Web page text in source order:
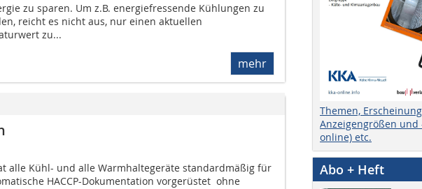
zu sparen. Um z.B. energiefressende Kühlungen zu
reicht es nicht aus, nur einen aktuellen
zu...
mehr
alle Kühl- und alle Warmhaltegeräte standardmäßig für
HACCP-Dokumentation vorgerüstet  ohne
Themen,
Anzeigengrößen
online) etc.
Abo + Heft